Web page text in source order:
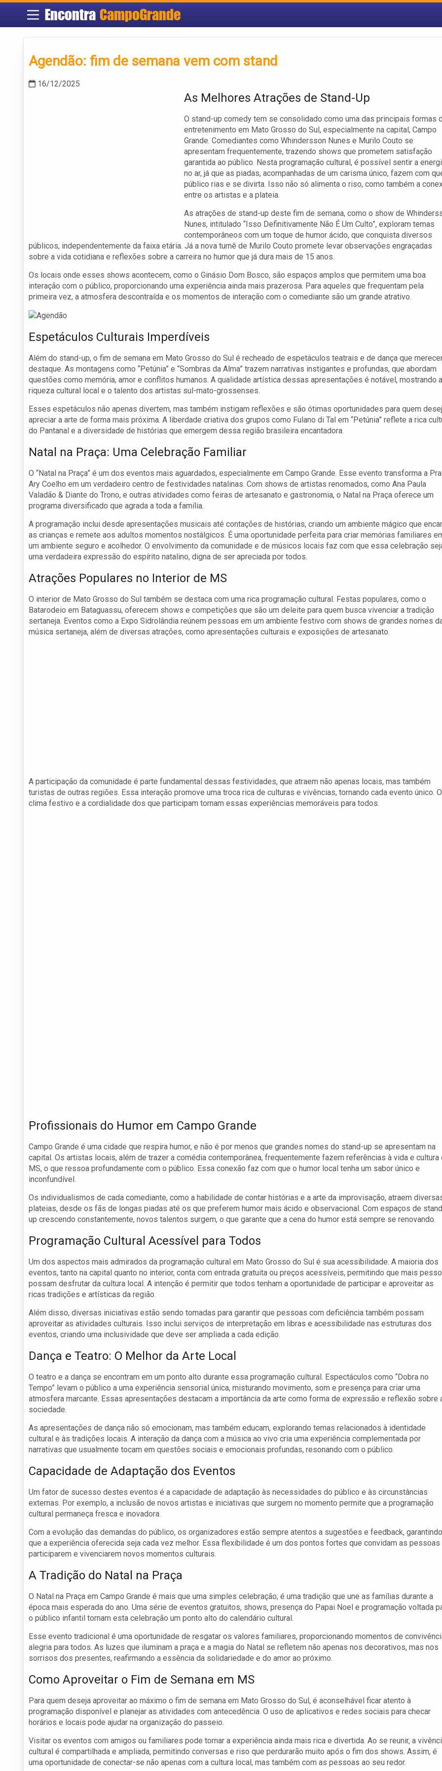
Encontra CampoGrande
Agendão: fim de semana vem com stand
16/12/2025
As Melhores Atrações de Stand-Up
O stand-up comedy tem se consolidado como uma das principais formas
entretenimento em Mato Grosso do Sul, especialmente na capital, Campo
Grande. Comediantes como Whindersson Nunes e Murilo Couto se
apresentam frequentemente, trazendo shows que prometem satisfação
garantida ao público. Nesta programação cultural, é possível sentir a
no ar, já que as piadas, acompanhadas de um carisma único, fazem com
público rias e se divirta. Isso não só alimenta o riso, como também a
entre os artistas e a plateia.
As atrações de stand-up deste fim de semana, como o show de
Nunes, intitulado “Isso Definitivamente Não É Um Culto”, exploram temas
contemporâneos com um toque de humor ácido, que conquista diversos
públicos, independentemente da faixa etária. Já a nova turnê de Murilo Couto promete levar observações engraçadas
sobre a vida cotidiana e reflexões sobre a carreira no humor que já dura mais de 15 anos.
Os locais onde esses shows acontecem, como o Ginásio Dom Bosco, são espaços amplos que permitem uma boa
interação com o público, proporcionando uma experiência ainda mais prazerosa. Para aqueles que frequentam pela
primeira vez, a atmosfera descontraída e os momentos de interação com o comediante são um grande atrativo.
Espetáculos Culturais Imperdíveis
Além do stand-up, o fim de semana em Mato Grosso do Sul é recheado de espetáculos teatrais e de dança que
destaque. As montagens como “Petúnia” e “Sombras da Alma” trazem narrativas instigantes e profundas, que abordam
questões como memória, amor e conflitos humanos. A qualidade artística dessas apresentações é notável, mostrando a
riqueza cultural local e o talento dos artistas sul-mato-grossenses.
Esses espetáculos não apenas divertem, mas também instigam reflexões e são ótimas oportunidades para quem
apreciar a arte de forma mais próxima. A liberdade criativa dos grupos como Fulano di Tal em “Petúnia” reflete a rica
do Pantanal e a diversidade de histórias que emergem dessa região brasileira encantadora.
Natal na Praça: Uma Celebração Familiar
O “Natal na Praça” é um dos eventos mais aguardados, especialmente em Campo Grande. Esse evento transforma a
Ary Coelho em um verdadeiro centro de festividades natalinas. Com shows de artistas renomados, como Ana Paula
Valadão & Diante do Trono, e outras atividades como feiras de artesanato e gastronomia, o Natal na Praça oferece um
programa diversificado que agrada a toda a família.
A programação inclui desde apresentações musicais até contações de histórias, criando um ambiente mágico que
as crianças e remete aos adultos momentos nostálgicos. É uma oportunidade perfeita para criar memórias familiares
um ambiente seguro e acolhedor. O envolvimento da comunidade e de músicos locais faz com que essa celebração
uma verdadeira expressão do espírito natalino, digna de ser apreciada por todos.
Atrações Populares no Interior de MS
O interior de Mato Grosso do Sul também se destaca com uma rica programação cultural. Festas populares, como o
Batarodeio em Bataguassu, oferecem shows e competições que são um deleite para quem busca vivenciar a tradição
sertaneja. Eventos como a Expo Sidrolândia reúnem pessoas em um ambiente festivo com shows de grandes nomes
música sertaneja, além de diversas atrações, como apresentações culturais e exposições de artesanato.
A participação da comunidade é parte fundamental dessas festividades, que atraem não apenas locais, mas também
turistas de outras regiões. Essa interação promove uma troca rica de culturas e vivências, tornando cada evento único. O
clima festivo e a cordialidade dos que participam tornam essas experiências memoráveis para todos.
Profissionais do Humor em Campo Grande
Campo Grande é uma cidade que respira humor, e não é por menos que grandes nomes do stand-up se apresentam na
capital. Os artistas locais, além de trazer a comédia contemporânea, frequentemente fazem referências à vida e cultura
MS, o que ressoa profundamente com o público. Essa conexão faz com que o humor local tenha um sabor único e
inconfundível.
Os individualismos de cada comediante, como a habilidade de contar histórias e a arte da improvisação, atraem
plateias, desde os fãs de longas piadas até os que preferem humor mais ácido e observacional. Com espaços de
up crescendo constantemente, novos talentos surgem, o que garante que a cena do humor está sempre se renovando.
Programação Cultural Acessível para Todos
Um dos aspectos mais admirados da programação cultural em Mato Grosso do Sul é sua acessibilidade. A maioria dos
eventos, tanto na capital quanto no interior, conta com entrada gratuita ou preços acessíveis, permitindo que mais
possam desfrutar da cultura local. A intenção é permitir que todos tenham a oportunidade de participar e aproveitar as
ricas tradições e artísticas da região.
Além disso, diversas iniciativas estão sendo tomadas para garantir que pessoas com deficiência também possam
aproveitar as atividades culturais. Isso inclui serviços de interpretação em libras e acessibilidade nas estruturas dos
eventos, criando uma inclusividade que deve ser ampliada a cada edição.
Dança e Teatro: O Melhor da Arte Local
O teatro e a dança se encontram em um ponto alto durante essa programação cultural. Espectáculos como “Dobra no
Tempo” levam o público a uma experiência sensorial única, misturando movimento, som e presença para criar uma
atmosfera marcante. Essas apresentações destacam a importância da arte como forma de expressão e reflexão sobre
sociedade.
As apresentações de dança não só emocionam, mas também educam, explorando temas relacionados à identidade
cultural e às tradições locais. A interação da dança com a música ao vivo cria uma experiência complementada por
narrativas que usualmente tocam em questões sociais e emocionais profundas, resonando com o público.
Capacidade de Adaptação dos Eventos
Um fator de sucesso destes eventos é a capacidade de adaptação às necessidades do público e às circunstâncias
externas. Por exemplo, a inclusão de novos artistas e iniciativas que surgem no momento permite que a programação
cultural permaneça fresca e inovadora.
Com a evolução das demandas do público, os organizadores estão sempre atentos a sugestões e feedback, garantindo
que a experiência oferecida seja cada vez melhor. Essa flexibilidade é um dos pontos fortes que convidam as pessoas
participarem e vivenciarem novos momentos culturais.
A Tradição do Natal na Praça
O Natal na Praça em Campo Grande é mais que uma simples celebração; é uma tradição que une as famílias durante a
época mais esperada do ano. Uma série de eventos gratuitos, shows, presença do Papai Noel e programação voltada
o público infantil tornam esta celebração um ponto alto do calendário cultural.
Esse evento tradicional é uma oportunidade de resgatar os valores familiares, proporcionando momentos de
alegria para todos. As luzes que iluminam a praça e a magia do Natal se refletem não apenas nos decorativos, mas nos
sorrisos dos presentes, reafirmando a essência da solidariedade e do amor ao próximo.
Como Aproveitar o Fim de Semana em MS
Para quem deseja aproveitar ao máximo o fim de semana em Mato Grosso do Sul, é aconselhável ficar atento à
programação disponível e planejar as atividades com antecedência. O uso de aplicativos e redes sociais para checar
horários e locais pode ajudar na organização do passeio.
Visitar os eventos com amigos ou familiares pode tornar a experiência ainda mais rica e divertida. Ao se reunir, a
cultural é compartilhada e ampliada, permitindo conversas e riso que perdurarão muito após o fim dos shows. Assim, é
uma oportunidade de conectar-se não apenas com a cultura local, mas também com as pessoas ao seu redor.